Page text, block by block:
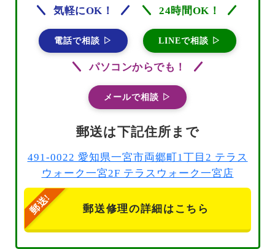
気軽にOK！
電話で相談 ▷
24時間OK！
LINEで相談 ▷
パソコンからでも！
メールで相談 ▷
郵送は下記住所まで
491-0022 愛知県一宮市両郷町1丁目2 テラス
ウォーク一宮2F テラスウォーク一宮店
郵送修理の詳細はこちら